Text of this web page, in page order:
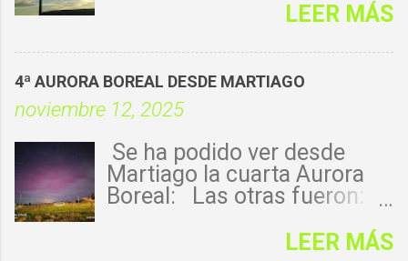
LEER MÁS
4ª AURORA BOREAL DESDE MARTIAGO
noviembre 12, 2025
Se ha podido ver desde
Martiago la cuarta Aurora
Boreal: Las otras fueron:
2024: https://florenmartiago
LEER MÁS